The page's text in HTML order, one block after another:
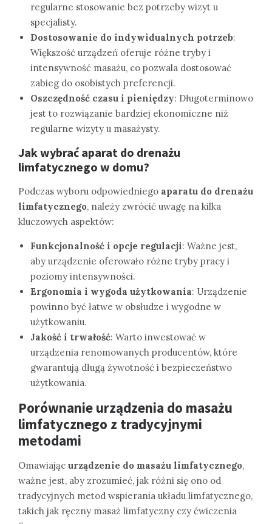
regularne stosowanie bez potrzeby wizyt u
specjalisty.
Dostosowanie do indywidualnych potrzeb:
Większość urządzeń oferuje różne tryby i
intensywność masażu, co pozwala dostosować
zabieg do osobistych preferencji.
Oszczędność czasu i pieniędzy: Długoterminowo
jest to rozwiązanie bardziej ekonomiczne niż
regularne wizyty u masażysty.
Jak wybrać aparat do drenażu
limfatycznego w domu?
Podczas wyboru odpowiedniego aparatu do drenażu
limfatycznego, należy zwrócić uwagę na kilka
kluczowych aspektów:
Funkcjonalność i opcje regulacji: Ważne jest,
aby urządzenie oferowało różne tryby pracy i
poziomy intensywności.
Ergonomia i wygoda użytkowania: Urządzenie
powinno być łatwe w obsłudze i wygodne w
użytkowaniu.
Jakość i trwałość: Warto inwestować w
urządzenia renomowanych producentów, które
gwarantują długą żywotność i bezpieczeństwo
użytkowania.
Porównanie urządzenia do masażu
limfatycznego z tradycyjnymi
metodami
Omawiając urządzenie do masażu limfatycznego,
ważne jest, aby zrozumieć, jak różni się ono od
tradycyjnych metod wspierania układu limfatycznego,
takich jak ręczny masaż limfatyczny czy ćwiczenia